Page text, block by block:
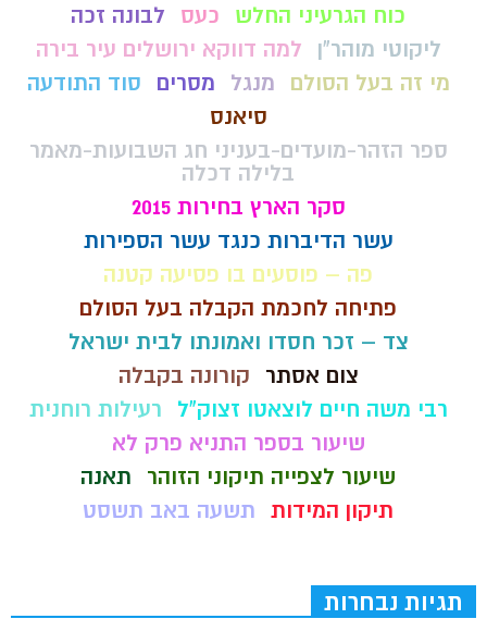
כוח הגרעיני החלש
כעס
לבונה זכה
ליקוטי מוהר"ן
למה דווקא ירושלים עיר בירה
מי זה בעל הסולם
מנגל מסרים
סוד התודעה
סיאנס
ספר הזהר-מועדים-בעניני חג השבועות-מאמר
בלילה דכלה
סקר הארץ בחירות 2015
עשר הדיברות כנגד עשר הספירות
פה – פוסעים בו פסיעה קטנה
פתיחה לחכמת הקבלה בעל הסולם
צד – זכר חסדו ואמונתו לבית ישראל
צום אסתר
קורונה בקבלה
רבי משה חיים לוצאטו זצוק"ל
רעילות רוחנית
שיעור בספר התניא פרק לא
שיעור לצפייה תיקוני הזוהר
תאנה
תיקון המידות תשעה באב תשסט
תגיות נבחרות